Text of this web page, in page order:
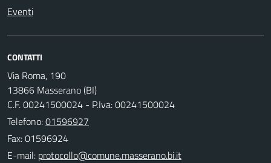
Eventi
CONTATTI
Via Roma, 190
13866 Masserano (BI)
C.F. 00241500024 - P.Iva: 00241500024
Telefono:01596927
Fax: 01596924
E-mail: